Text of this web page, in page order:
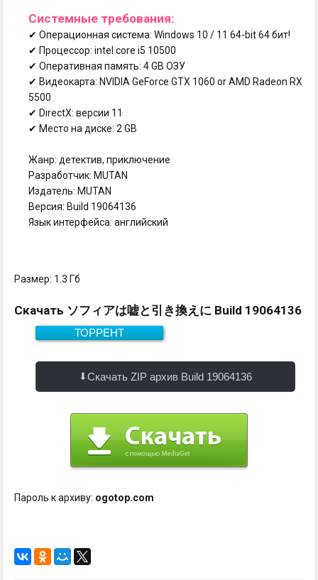
Системные требования:
✔ Операционная система: Windows 10 / 11 64-bit 64 бит!
✔ Процессор: intel core i5 10500
✔ Оперативная память: 4 GB ОЗУ
✔ Видеокарта: NVIDIA GeForce GTX 1060 or AMD Radeon RX
5500
✔ DirectX: версии 11
✔ Место на диске: 2 GB
Жанр: детектив, приключение
Разработчик: MUTAN
Издатель: MUTAN
Версия: Build 19064136
Язык интерфейса: английский
Размер: 1.3 Гб
Скачать ソフィアは嘘と引き換えに Build 19064136
ТОРРЕНТ
1.3 Гб
Скачать
Скачать ZIP архив Build 19064136
Пароль к архиву: ogotop.com